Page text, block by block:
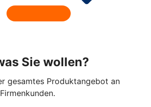
Sie wollen?
gesamtes Produktangebot an